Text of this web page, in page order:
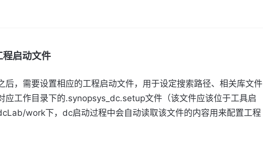
启动文件
后，需要设置相应的工程启动文件，用于设定搜索路径、相关库文件
应工作目录下的.synopsys_dc.setup文件（该文件应该位于工具启
work下，dc启动过程中会自动读取该文件的内容用来配置工程